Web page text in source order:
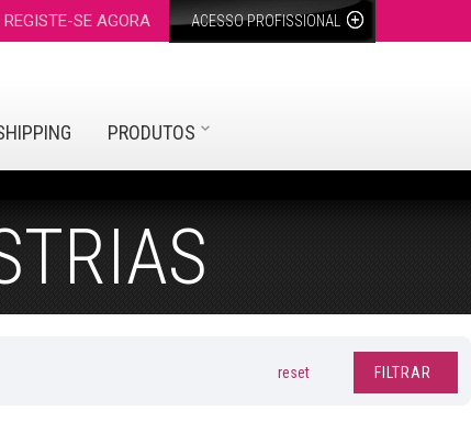
ACESSO PROFISSIONAL
REGISTE-SE AGORA
PRODUTOS